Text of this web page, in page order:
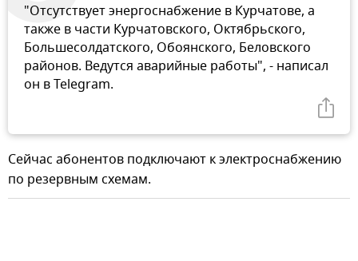
"Отсутствует энергоснабжение в Курчатове, а
также в части Курчатовского, Октябрьского,
Большесолдатского, Обоянского, Беловского
районов. Ведутся аварийные работы", - написал
он в Telegram.
Сейчас абонентов подключают к электроснабжению
по резервным схемам.